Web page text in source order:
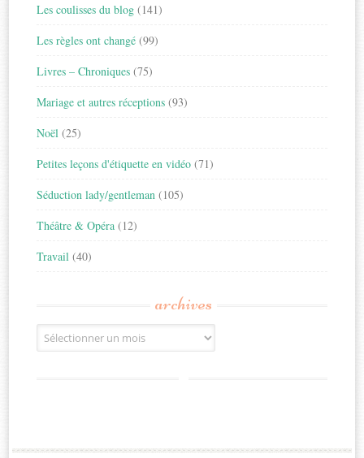
Les coulisses du blog (141)
Les règles ont changé (99)
Livres – Chroniques (75)
Mariage et autres réceptions (93)
Noël (25)
Petites leçons d'étiquette en vidéo (71)
Séduction lady/gentleman (105)
Théâtre & Opéra (12)
Travail (40)
archives
Archives